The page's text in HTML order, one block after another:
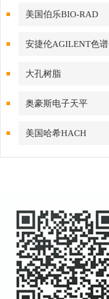
配器
美国伯乐BIO-RAD
安捷伦AGILENT色谱
大孔树脂
奥豪斯电子天平
美国哈希HACH